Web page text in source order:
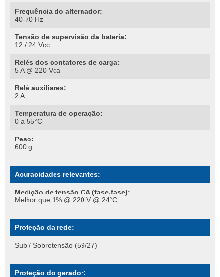
Frequência do alternador:
40-70 Hz
Tensão de supervisão da bateria:
12 / 24 Vcc
Relés dos contatores de carga:
5 A @ 220 Vca
Relé auxiliares:
2 A
Temperatura de operação:
0 a 55°C
Peso:
600 g
Acuracidades relevantes:
Medição de tensão CA (fase-fase):
Melhor que 1% @ 220 V @ 24°C
Proteção da rede:
Sub / Sobretensão (59/27)
Proteção do gerador: